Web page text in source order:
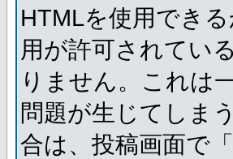
HTMLを使用でき
用が許可されてい
りません。これは
問題が生じてしま
合は、投稿画面で